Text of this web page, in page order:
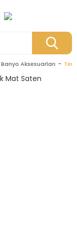
Banyo Aksesuarları